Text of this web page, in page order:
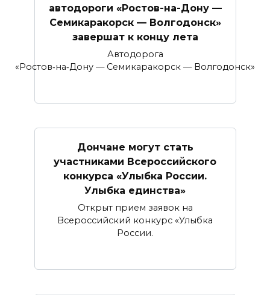
автодороги «Ростов-на-Дону —
Семикаракорск — Волгодонск»
завершат к концу лета
Автодорога
«Ростов‑на‑Дону — Семикаракорск — Волгодонск»
Дончане могут стать
участниками Всероссийского
конкурса «Улыбка России.
Улыбка единства»
Открыт прием заявок на
Всероссийский конкурс «Улыбка
России.